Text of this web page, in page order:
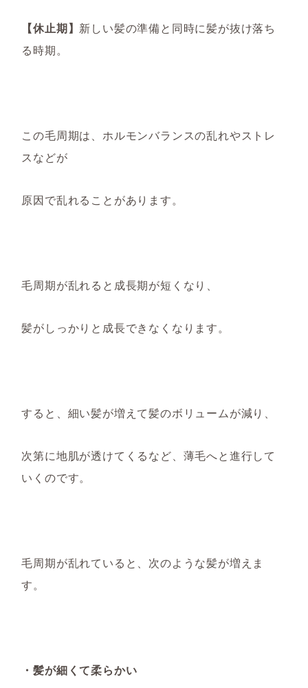
【休止期】 新しい髪の準備と同時に髪が抜け落ち
る時期。
この毛周期は、ホルモンバランスの乱れやストレ
スなどが
原因で乱れることがあります。
毛周期が乱れると成長期が短くなり、
髪がしっかりと成長できなくなります。
すると、細い髪が増えて髪のボリュームが減り、
次第に地肌が透けて く るなど、 薄毛へと進行して
いくのです。
毛周期が乱れていると、次のような髪が増えま
す。
・髪が細くて柔らかい